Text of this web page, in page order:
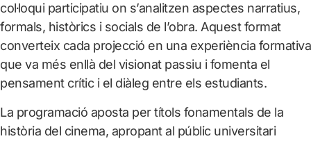
col·loqui participatiu on s’analitzen aspectes narratius,
formals, històrics i socials de l’obra. Aquest format
converteix cada projecció en una experiència formativa
que va més enllà del visionat passiu i fomenta el
pensament crític i el diàleg entre els estudiants.
La programació aposta per títols fonamentals de la
història del cinema, apropant al públic universitari